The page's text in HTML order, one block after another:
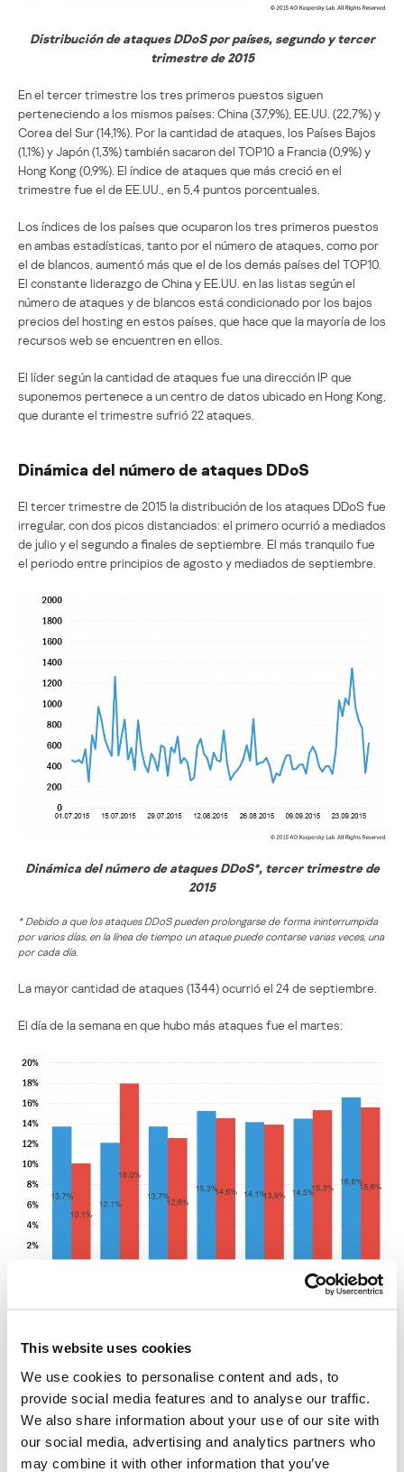
This website uses cookies
We use cookies to personalise content and ads, to
provide social media features and to analyse our traffic.
We also share information about your use of our site with
our social media, advertising and analytics partners who
may combine it with other information that you’ve
Distribución de ataques DDoS por países, segundo y tercer
trimestre de 2015
En el tercer trimestre los tres primeros puestos siguen
perteneciendo a los mismos países: China (37,9%), EE.UU. (22,7%) y
Corea del Sur (14,1%). Por la cantidad de ataques, los Países Bajos
(1,1%) y Japón (1,3%) también sacaron del TOP10 a Francia (0,9%) y
Hong Kong (0,9%). El índice de ataques que más creció en el
trimestre fue el de EE.UU., en 5,4 puntos porcentuales.
Los índices de los países que ocuparon los tres primeros puestos
en ambas estadísticas, tanto por el número de ataques, como por
el de blancos, aumentó más que el de los demás países del TOP10.
El constante liderazgo de China y EE.UU. en las listas según el
número de ataques y de blancos está condicionado por los bajos
precios del hosting en estos países, que hace que la mayoría de los
recursos web se encuentren en ellos.
El líder según la cantidad de ataques fue una dirección IP que
suponemos pertenece a un centro de datos ubicado en Hong Kong,
que durante el trimestre sufrió 22 ataques.
Dinámica del número de ataques DDoS
El tercer trimestre de 2015 la distribución de los ataques DDoS fue
irregular, con dos picos distanciados: el primero ocurrió a mediados
de julio y el segundo a finales de septiembre. El más tranquilo fue
el periodo entre principios de agosto y mediados de septiembre.
Dinámica del número de ataques DDoS*, tercer trimestre de
2015
* Debido a que los ataques DDoS pueden prolongarse de forma ininterrumpida
por varios días, en la línea de tiempo un ataque puede contarse varias veces, una
por cada día.
La mayor cantidad de ataques (1344) ocurrió el 24 de septiembre.
El día de la semana en que hubo más ataques fue el martes:
El liderazgo del martes se debió a un súbito aumento en el número
de ataques realizados este día de la semana el 14 de julio y 22 de
septiembre. Destacamos que esos días estuvieron especialmente
activas las botnets conformadas por servidores Linux infectados
por el bot XOR-DDoS y que atacaban recursos ubicados en China.